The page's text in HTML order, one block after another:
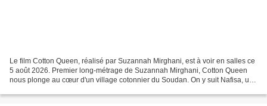
Le film Cotton Queen, réalisé par Suzannah Mirghani, est à voir en salles ce
5 août 2026. Premier long-métrage de Suzannah Mirghani, Cotton Queen
nous plonge au cœur d'un village cotonnier du Soudan. On y suit Nafisa, une